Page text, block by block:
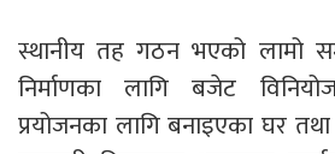
स्थानीय तह गठन भएको लामो
निर्माणका लागि बजेट
प्रयोजनका लागि बनाइएका घर